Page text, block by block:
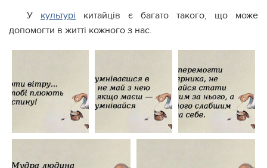
У культурі китайців є багато такого, що може
допомогти в житті кожного з нас.